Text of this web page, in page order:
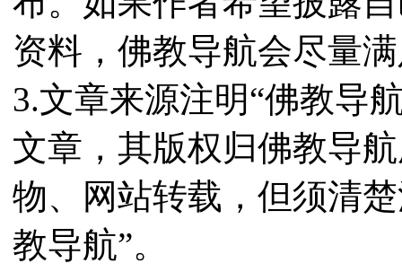
资料，佛教导航会尽量
3.文章来源注明“佛教导
文章，其版权归佛教导
物、网站转载，但须清
教导航”。